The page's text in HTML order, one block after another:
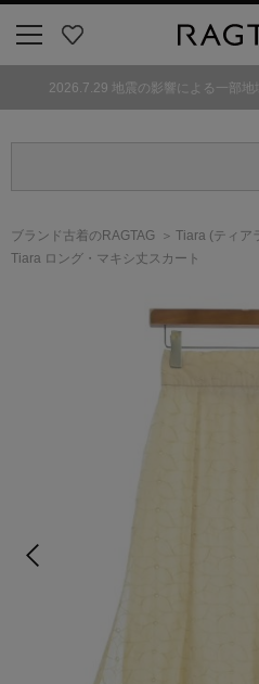
気
2026.7.29 地震の影響による一部
ブランド古着のRAGTAG Tiara (ティア
Tiara ロング・マキシ丈スカート